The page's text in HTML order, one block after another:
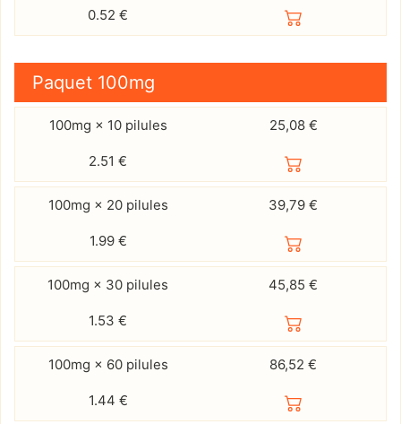
0.52 €
Paquet 100mg
100mg × 10 pilules 25,08 €
2.51 €
100mg × 20 pilules 39,79 €
1.99 €
100mg × 30 pilules 45,85 €
1.53 €
100mg × 60 pilules 86,52 €
1.44 €